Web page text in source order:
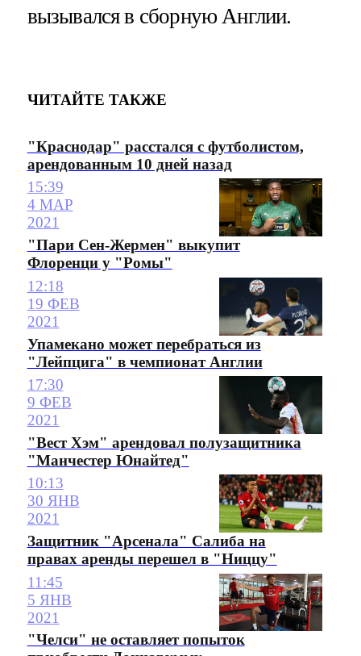
вызывался в сборную Англии.
ЧИТАЙТЕ ТАКЖЕ
"Краснодар" расстался с футболистом,
арендованным 10 дней назад
15:39
4 МАР
2021
"Пари Сен-Жермен" выкупит
Флоренци у "Ромы"
12:18
19 ФЕВ
2021
Упамекано может перебраться из
"Лейпцига" в чемпионат Англии
17:30
9 ФЕВ
2021
"Вест Хэм" арендовал полузащитника
"Манчестер Юнайтед"
10:13
30 ЯНВ
2021
Защитник "Арсенала" Салиба на
правах аренды перешел в "Ниццу"
11:45
5 ЯНВ
2021
"Челси" не оставляет попыток